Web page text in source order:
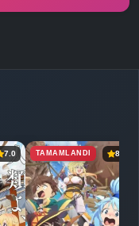
7.0 TAMAMLANDI 8.2